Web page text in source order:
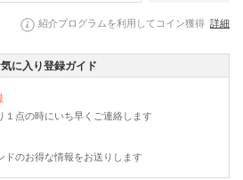
紹介プログラムを利用してコイン獲得 詳細
に入り登録ガイド
１点の時にいち早くご連絡します
ドのお得な情報をお送りします